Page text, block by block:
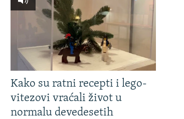
Kako su ratni recepti i lego-
vitezovi vraćali život u
normalu devedesetih